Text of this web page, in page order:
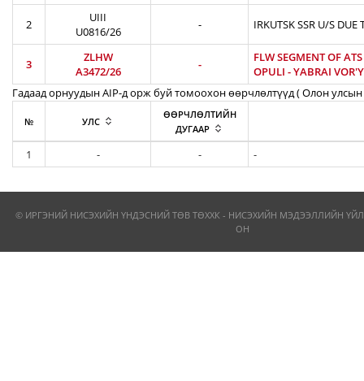
2
UIII
U0816/26
- IRKUTSK SSR U/S DUE
3
ZLHW
A3472/26
-
FLW SEGMENT OF
OPULI - YABRAI
Гадаад орнуудын AIP-д орж буй томоохон өөрчлөлтүүд ( Олон улсын
№ УЛС
ӨӨРЧЛӨЛТИЙН
ДУГААР
1 - - -
© ИРГЭНИЙ НИСЭХИЙН ҮНДЭСНИЙ ТӨВ ТӨХХК - НИСЭХИЙН МЭДЭЭЛЛИЙН
ОН